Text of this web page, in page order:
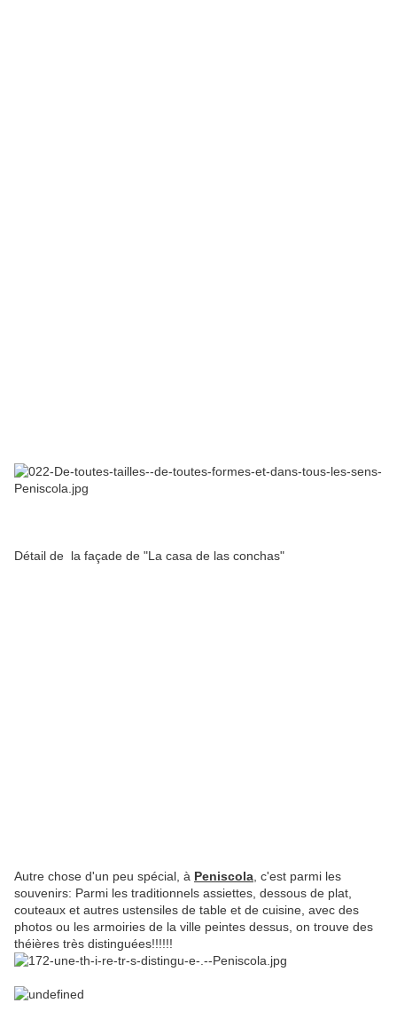
Détail de la façade de "La casa de las conchas"
Autre chose d'un peu spécial, à Peniscola , c'est parmi les
souvenirs: Parmi les traditionnels assiettes, dessous de plat,
couteaux et autres ustensiles de table et de cuisine, avec des
photos ou les armoiries de la ville peintes dessus, on trouve des
théières très distinguées!!!!!!